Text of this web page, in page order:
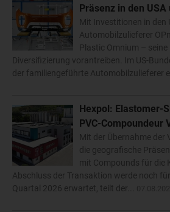
Präsenz in den USA
Mit Investitionen in den
Automobilzulieferer
Plastic Omnium – seine
Diversifizierung vorantreiben. Im US-
der familiengeführte Automobilzulieferer
Hexpol: Elastomer-
PVC-Compoundeur
Mit der Übernahme der
die geografische
mit Compounds für die
Abschluss der Transaktion werde noch
Quartal 2026 erwartet, teilt der...